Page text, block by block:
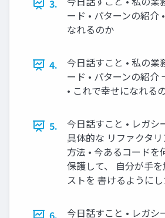
3.
ード • パターンの紹介
なれるのか
4.
今日話すこと • 私の業
ード • パターンの紹
• これで幸せになれる
5.
今日話すこと • レガシ
具体的な リファクタ
方法 • 今あるコードを
保護して、 自分が手
ストを 書けるように
今日話すこと • レガシ